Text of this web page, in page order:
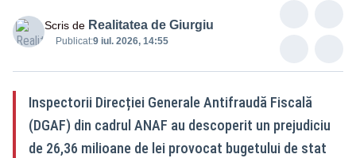
Scris de Realitatea de Giurgiu
Publicat:9 iul. 2026, 14:55
Inspectorii Direcției Generale Antifraudă Fiscală
(DGAF) din cadrul ANAF au descoperit un prejudiciu
de 26,36 milioane de lei provocat bugetului de stat